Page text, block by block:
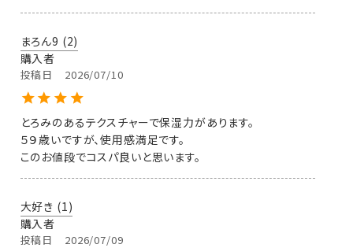
まろん9
2
購入者
投稿日 2026/07/10
とろみのあるテクスチャーで保湿力があります。
５９歳いですが、使用感満足です。
このお値段でコスパ良いと思います。
大好き
1
購入者
投稿日 2026/07/09